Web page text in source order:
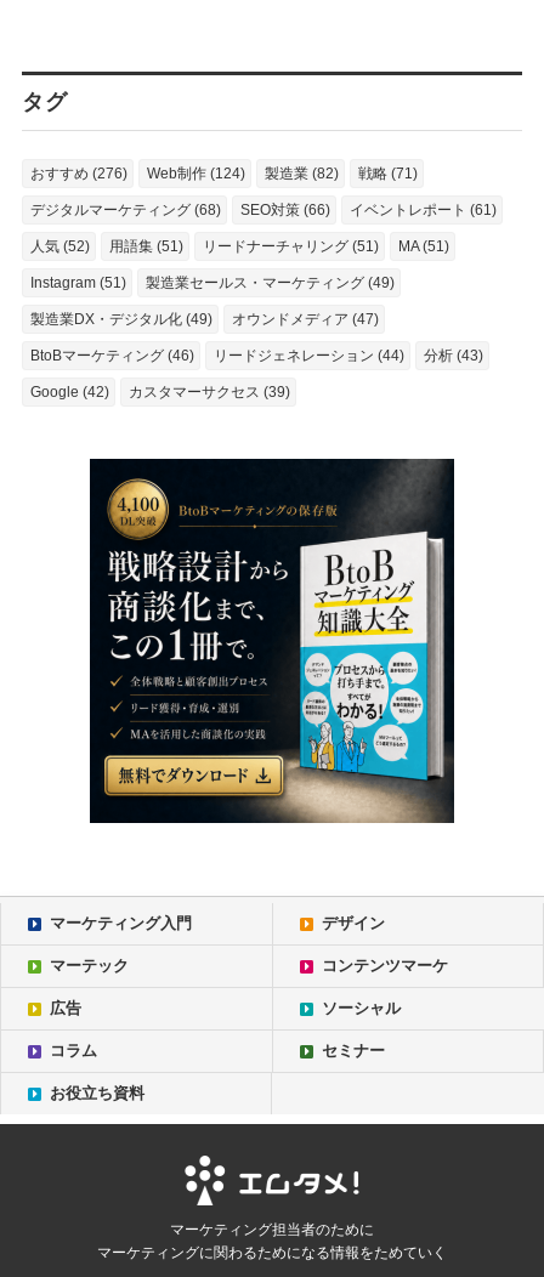
タグ
おすすめ (276) Web制作 (124) 製造業 (82) 戦略 (71)
デジタルマーケティング (68) SEO対策 (66) イベントレポート (61)
人気 (52) 用語集 (51) リードナーチャリング (51) MA (51)
Instagram (51) 製造業セールス・マーケティング (49)
製造業DX・デジタル化 (49) オウンドメディア (47)
BtoBマーケティング (46) リードジェネレーション (44) 分析 (43)
Google (42) カスタマーサクセス (39)
マーケティング入門 デザイン
マーテック コンテンツマーケ
広告 ソーシャル
コラム セミナー
お役立ち資料
マーケティング担当者のために
マーケティングに関わるためになる情報をためていく